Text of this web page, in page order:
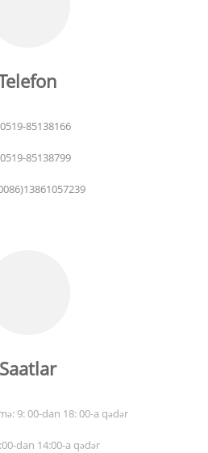
85138166
85138799
Saatlar
9: 00-dan 18: 00-a qədər
dan 14:00-a qədər